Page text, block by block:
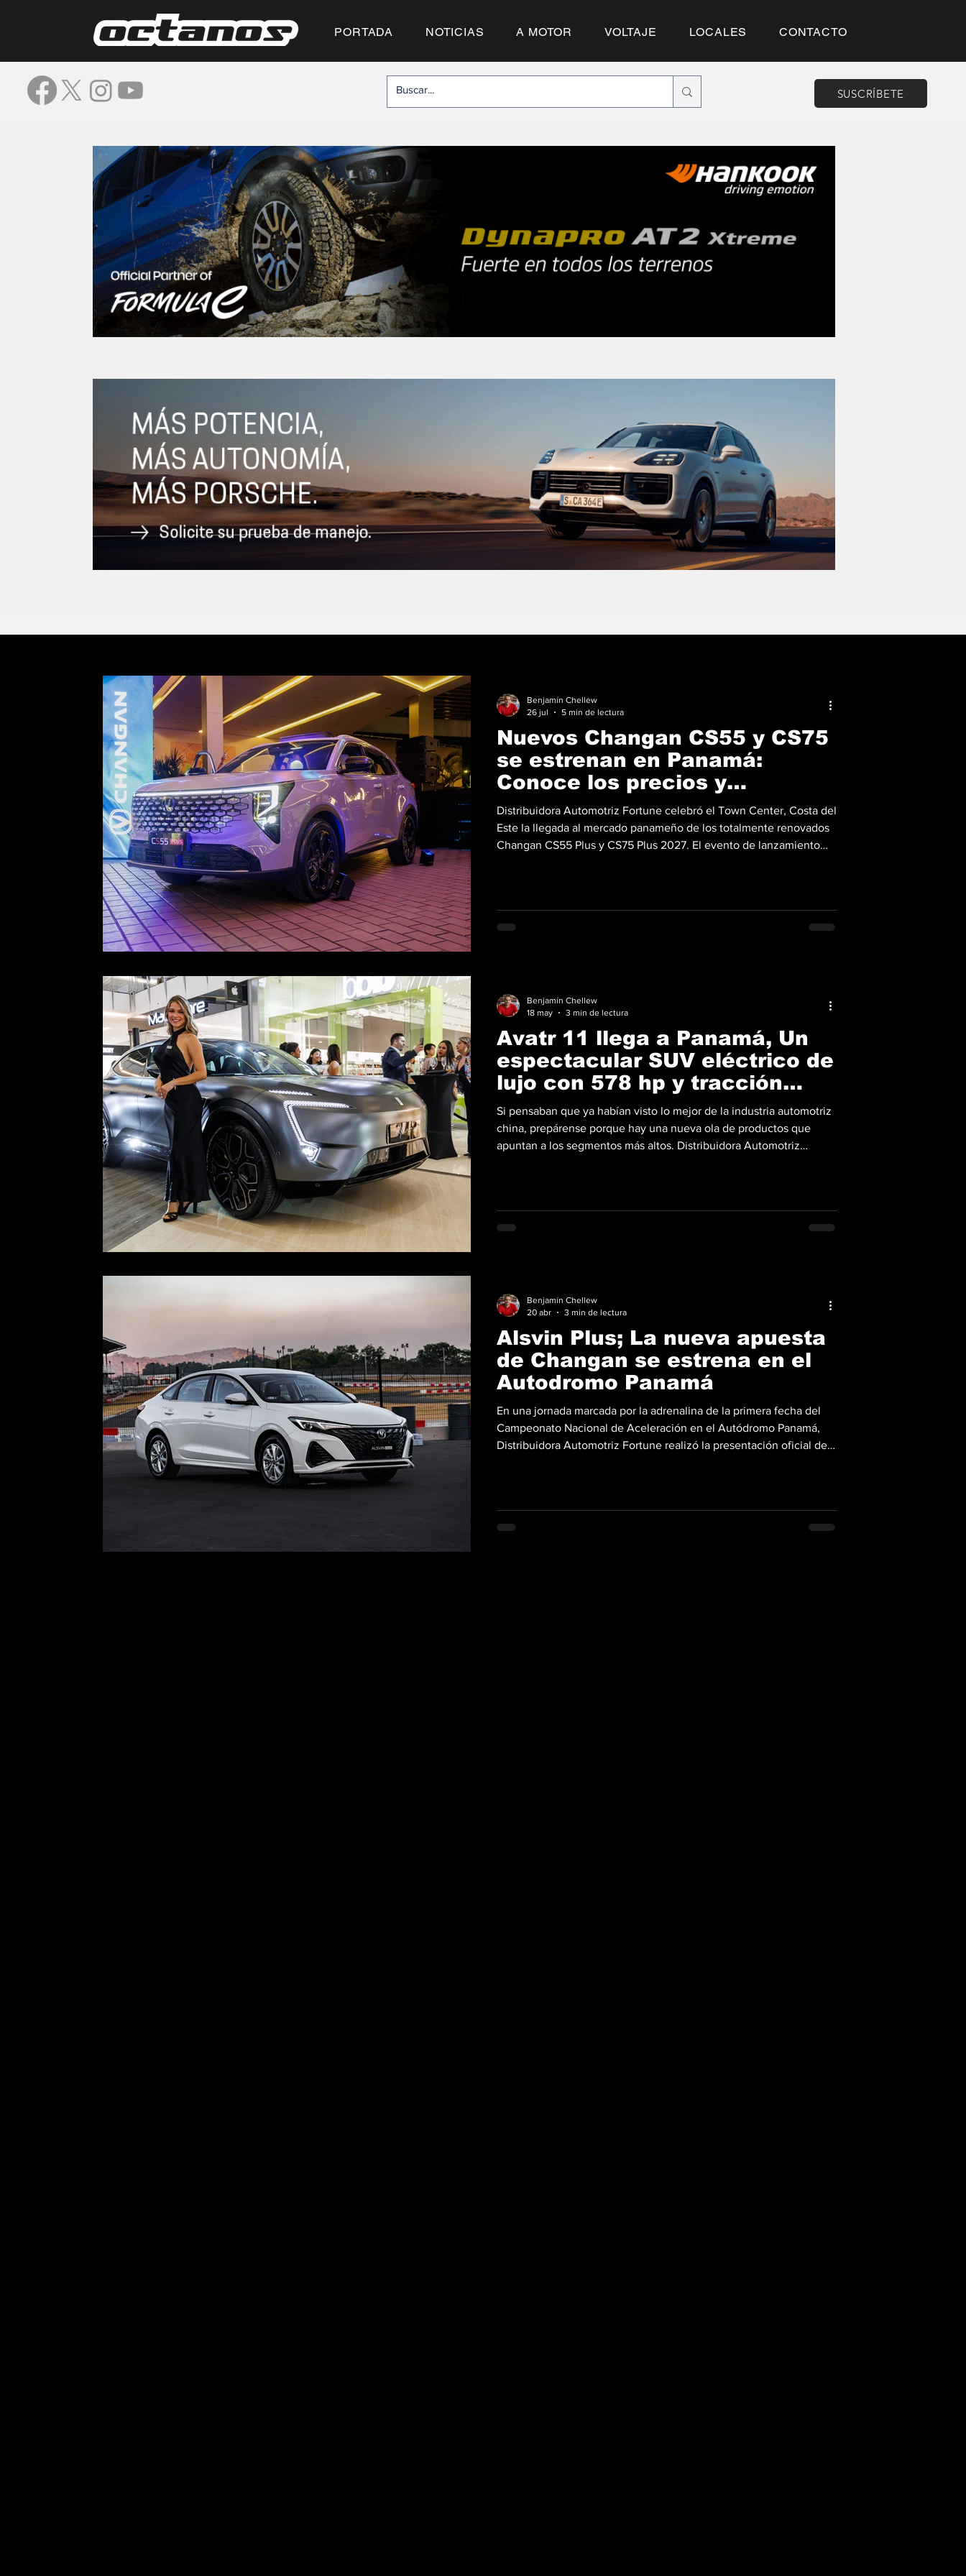
PORTADA NOTICIAS A MOTOR VOLTAJE LOCALES CONTACTO
SUSCRÍBETE
Nuevos Changan CS55 y CS75
se estrenan en Panamá:
Conoce los precios y
especificaciones
Distribuidora Automotriz Fortune celebró el Town Center, Costa del
Este la llegada al mercado panameño de los totalmente renovados
Changan CS55 Plus y CS75 Plus 2027. El evento de lanzamiento
altamente competitivo. Al cierre del año 2025, Changan se
consolidó en la novena posición
Benjamín Chellew
26 jul
5 min de lectura
Avatr 11 llega a Panamá, Un
espectacular SUV eléctrico de
lujo con 578 hp y tracción
AWD
Si pensaban que ya habían visto lo mejor de la industria automotriz
china, prepárense porque hay una nueva ola de productos que
apuntan a los segmentos más altos. Distribuidora Automotriz
tecnológicos, este SUV busca redefinir el concepto de exclusividad
con un balance entre potencia y sofis
Benjamín Chellew
18 may
3 min de lectura
Alsvin Plus; La nueva apuesta
de Changan se estrena en el
Autodromo Panamá
En una jornada marcada por la adrenalina de la primera fecha del
Campeonato Nacional de Aceleración en el Autódromo Panamá,
Distribuidora Automotriz Fortune realizó la presentación oficial del
de entrada de gama para competir en dimensiones y tecnología con
vehículos de segmentos superiores, p
Benjamín Chellew
20 abr
3 min de lectura